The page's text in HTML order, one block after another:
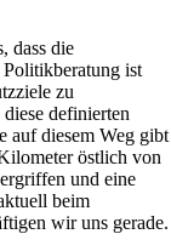
dass die
ist
zu
definierten
auf diesem Weg gibt
östlich von
und eine
beim
wir uns gerade.